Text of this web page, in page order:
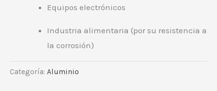
Equipos electrónicos
Industria alimentaria (por su resistencia a
la corrosión)
Categoría: Aluminio